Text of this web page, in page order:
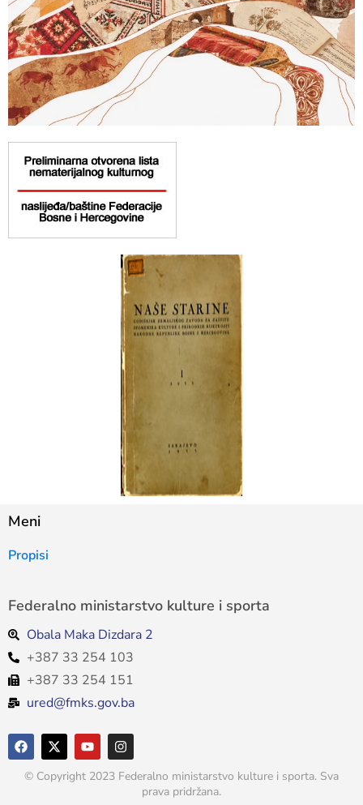
Meni
Propisi
Federalno ministarstvo kulture i sporta
Obala Maka Dizdara 2
+387 33 254 103
+387 33 254 151
ured@fmks.gov.ba
© Copyright 2023 Federalno ministarstvo kulture i sporta. Sva
prava pridržana.